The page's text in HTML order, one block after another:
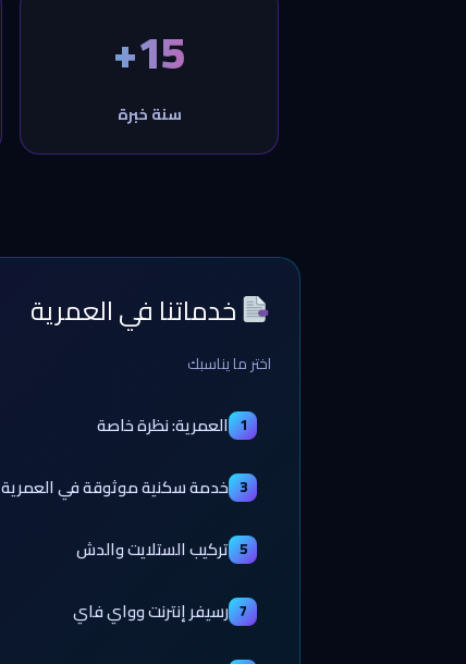
15+
سنة خبرة
خدماتنا في العمرية
اختر ما يناسبك
1 العمرية: نظرة خاصة
3 خدمة سكنية موثوقة في العمرية
5 تركيب الستلايت والدش
7 رسيفر إنترنت وواي فاي